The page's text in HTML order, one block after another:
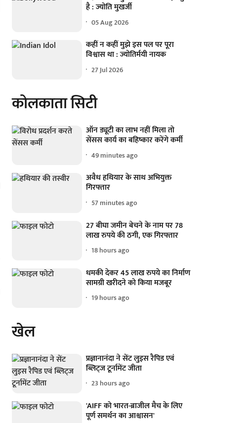
है : ज्योति मुखर्जी
05 Aug 2026
कहीं न कहीं मुझे इस पल पर पूरा
विश्वास था : ज्योतिर्मयी नायक
27 Jul 2026
कोलकाता सिटी
ऑन ड्यूटी का लाभ नहीं मिला तो
सेंसस कार्य का बहिष्कार करेंगे कर्मी
49 minutes ago
अवैध हथियार के साथ अभियुक्त
गिरफ्तार
57 minutes ago
27 बीघा जमीन बेचने के नाम पर 78
लाख रुपये की ठगी, एक गिरफ्तार
18 hours ago
धमकी देकर 45 लाख रुपये का निर्माण
सामग्री खरीदने को किया मजबूर
19 hours ago
खेल
प्रज्ञानानंदा ने सेंट लुइस रैपिड एवं
ब्लिट्ज टूर्नामेंट जीता
23 hours ago
'AIFF को भारत-ब्राजील मैच के लिए
पूर्ण समर्थन का आश्वासन'